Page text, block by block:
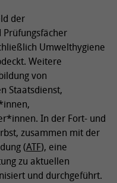
der
Umwelthygiene
Weitere
von
Staatsdienst,
In der Fort- und
zusammen mit der
(ATF), eine
zu aktuellen
und durchgeführt.